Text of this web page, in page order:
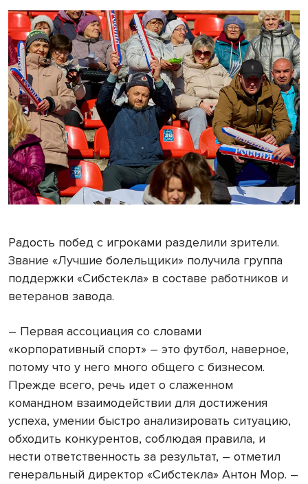
Радость побед с игроками разделили зрители.
Звание «Лучшие болельщики» получила группа
поддержки «Сибстекла» в составе работников и
ветеранов завода.
– Первая ассоциация со словами
«корпоративный спорт» – это футбол, наверное,
потому что у него много общего с бизнесом.
Прежде всего, речь идет о слаженном
командном взаимодействии для достижения
успеха, умении быстро анализировать ситуацию,
обходить конкурентов, соблюдая правила, и
нести ответственность за результат, – отметил
генеральный директор «Сибстекла» Антон Мор. –